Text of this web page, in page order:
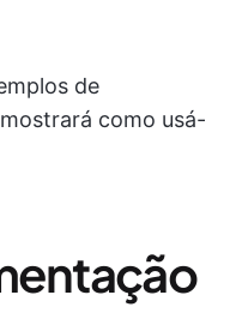
de
como usá-